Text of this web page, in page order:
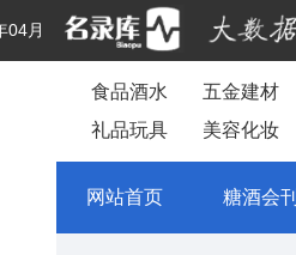
04月
食品酒水 五金建材
礼品玩具
美容化妆
网站首页 糖酒会刊